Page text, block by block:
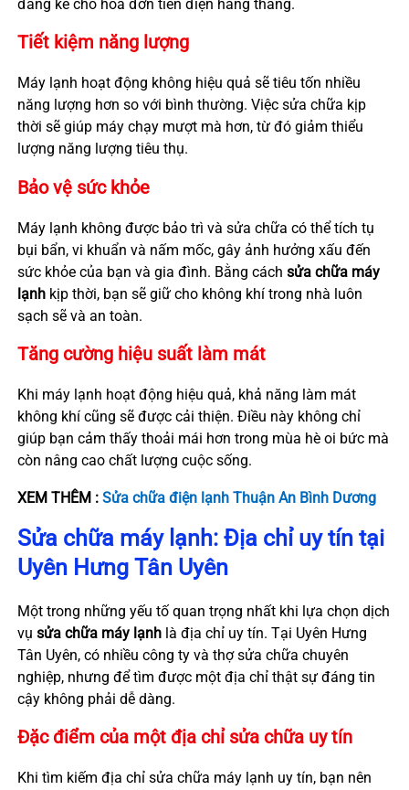
đáng kể cho hóa đơn tiền điện hàng tháng.
Tiết kiệm năng lượng
Máy lạnh hoạt động không hiệu quả sẽ tiêu tốn nhiều
năng lượng hơn so với bình thường. Việc sửa chữa kịp
thời sẽ giúp máy chạy mượt mà hơn, từ đó giảm thiểu
lượng năng lượng tiêu thụ.
Bảo vệ sức khỏe
Máy lạnh không được bảo trì và sửa chữa có thể tích tụ
bụi bẩn, vi khuẩn và nấm mốc, gây ảnh hưởng xấu đến
sức khỏe của bạn và gia đình. Bằng cách sửa chữa máy
lạnhkịp thời, bạn sẽ giữ cho không khí trong nhà luôn
sạch sẽ và an toàn.
Tăng cường hiệu suất làm mát
Khi máy lạnh hoạt động hiệu quả, khả năng làm mát
không khí cũng sẽ được cải thiện. Điều này không chỉ
giúp bạn cảm thấy thoải mái hơn trong mùa hè oi bức mà
còn nâng cao chất lượng cuộc sống.
XEM THÊM : Sửa chữa điện lạnh Thuận An Bình Dương
Sửa chữa máy lạnh: Địa chỉ uy tín tại
Uyên Hưng Tân Uyên
Một trong những yếu tố quan trọng nhất khi lựa chọn dịch
vụ sửa chữa máy lạnhlà địa chỉ uy tín. Tại Uyên Hưng
Tân Uyên, có nhiều công ty và thợ sửa chữa chuyên
nghiệp, nhưng để tìm được một địa chỉ thật sự đáng tin
cậy không phải dễ dàng.
Đặc điểm của một địa chỉ sửa chữa uy tín
Khi tìm kiếm địa chỉ sửa chữa máy lạnh uy tín, bạn nên